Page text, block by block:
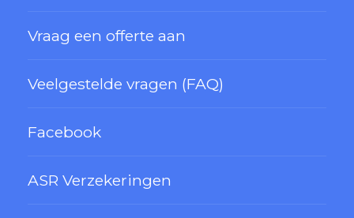
Vraag een offerte aan
Veelgestelde vragen (FAQ)
Facebook
ASR Verzekeringen